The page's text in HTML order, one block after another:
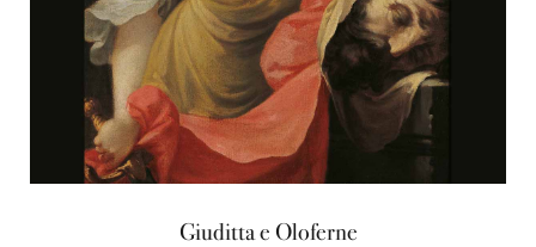
Giuditta e Oloferne